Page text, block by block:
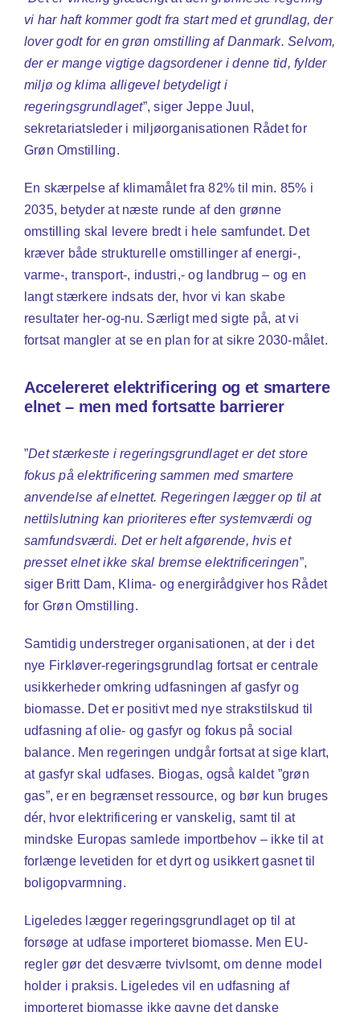
vi har haft kommer godt fra start med et grundlag, der
lover godt for en grøn omstilling af Danmark. Selvom,
der er mange vigtige dagsordener i denne tid, fylder
miljø og klima alligevel betydeligt i
regeringsgrundlaget”, siger Jeppe Juul,
sekretariatsleder i miljøorganisationen Rådet for
Grøn Omstilling.
En skærpelse af klimamålet fra 82% til min. 85% i
2035, betyder at næste runde af den grønne
omstilling skal levere bredt i hele samfundet. Det
kræver både strukturelle omstillinger af energi-,
varme-, transport-, industri,- og landbrug – og en
langt stærkere indsats der, hvor vi kan skabe
resultater her-og-nu. Særligt med sigte på, at vi
fortsat mangler at se en plan for at sikre 2030-målet.
Accelereret elektrificering og et smartere
elnet – men med fortsatte barrierer
”Det stærkeste i regeringsgrundlaget er det store
fokus på elektrificering sammen med smartere
anvendelse af elnettet. Regeringen lægger op til at
nettilslutning kan prioriteres efter systemværdi og
samfundsværdi. Det er helt afgørende, hvis et
presset elnet ikke skal bremse elektrificeringen”,
siger Britt Dam, Klima- og energirådgiver hos Rådet
for Grøn Omstilling.
Samtidig understreger organisationen, at der i det
nye Firkløver-regeringsgrundlag fortsat er centrale
usikkerheder omkring udfasningen af gasfyr og
biomasse. Det er positivt med nye strakstilskud til
udfasning af olie- og gasfyr og fokus på social
balance. Men regeringen undgår fortsat at sige klart,
at gasfyr skal udfases. Biogas, også kaldet ”grøn
gas”, er en begrænset ressource, og bør kun bruges
dér, hvor elektrificering er vanskelig, samt til at
mindske Europas samlede importbehov – ikke til at
forlænge levetiden for et dyrt og usikkert gasnet til
boligopvarmning.
Ligeledes lægger regeringsgrundlaget op til at
forsøge at udfase importeret biomasse. Men EU-
regler gør det desværre tvivlsomt, om denne model
holder i praksis. Ligeledes vil en udfasning af
importeret biomasse ikke gavne det danske